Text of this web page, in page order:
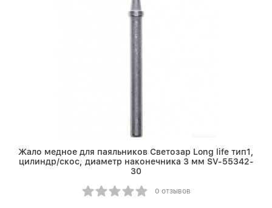
Жало медное для паяльников Светозар Long life тип1,
цилиндр/скос, диаметр наконечника 3 мм SV-55342-
30
0 отзывов